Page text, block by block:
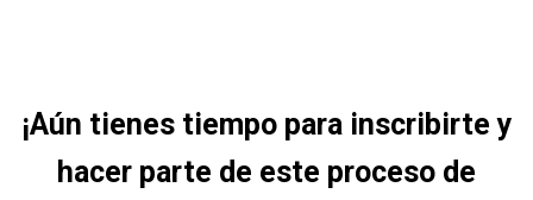
¡Aún tienes tiempo para inscribirte y
hacer parte de este proceso de